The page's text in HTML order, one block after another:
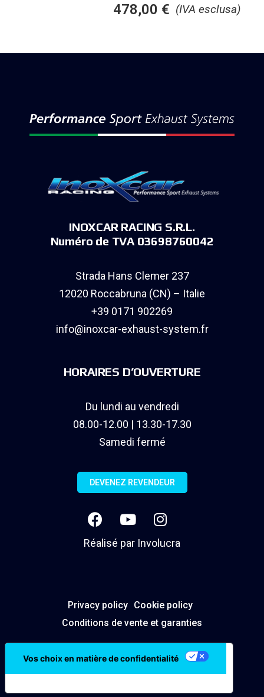
(IVA esclusa)
478,00 €
INOXCAR RACING S.R.L.
Numéro de TVA 03698760042
Strada Hans Clemer 237
12020 Roccabruna (CN) – Italie
+39 0171 902269
info@inoxcar-exhaust-system.fr
HORAIRES D’OUVERTURE
Du lundi au vendredi
08.00-12.00 | 13.30-17.30
Samedi fermé
DEVENEZ REVENDEUR
Réalisé par Involucra
Privacy policy Cookie policy
Conditions de vente et garanties
Vos choix en matière de confidentialité